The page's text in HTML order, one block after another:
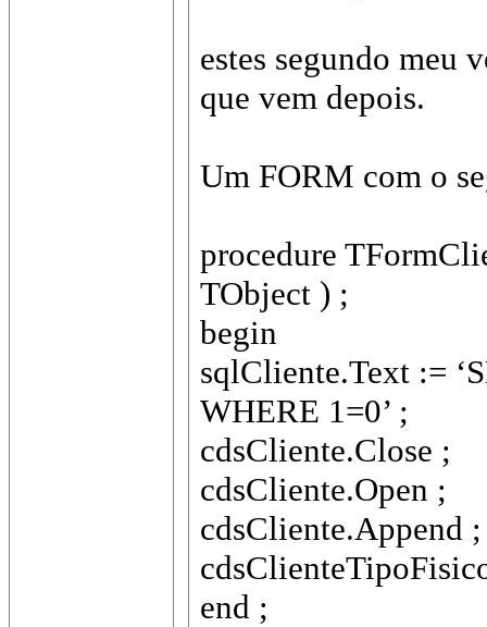
estes segundo meu
que vem depois.
Um FORM com o
procedure
TObject ) ;
begin
sqlCliente.Text :=
WHERE 1=0’ ;
cdsCliente.Close ;
cdsCliente.Open ;
cdsCliente.Append ;
end ;